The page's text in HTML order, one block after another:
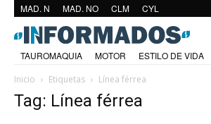
MAD. N MAD. NO CLM CYL
TAUROMAQUIA MOTOR
ESTILO DE VIDA
Inicio
Etiquetas Línea férrea
Tag: Línea férrea